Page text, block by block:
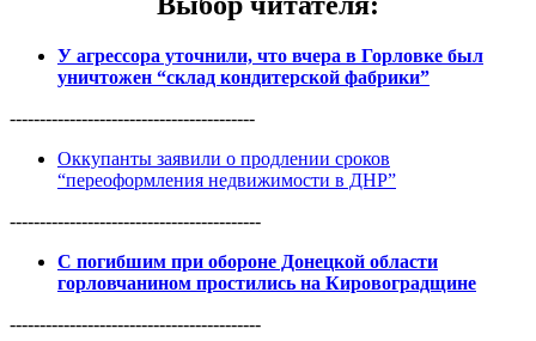
У агрессора уточнили, что вчера в Горловке был
уничтожен “склад кондитерской фабрики”
-----------------------------------------
Оккупанты заявили о продлении сроков
“переоформления недвижимости в ДНР”
------------------------------------------
С погибшим при обороне Донецкой области
горловчанином простились на Кировоградщине
------------------------------------------